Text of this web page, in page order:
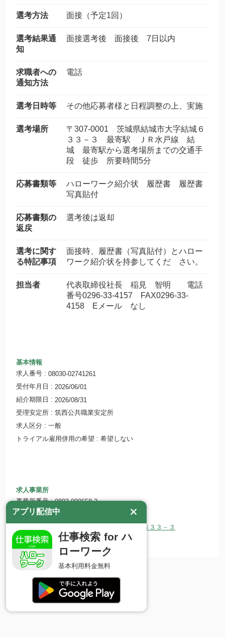
選考方法 面接（予定1回）
選考結果通
知
面接選考後 面接後 7日以内
求職者への
通知方法
電話
選考日時等 その他応募者様と日程調整の上、実施
選考場所
〒307-0001 茨城県結城市大字結城６
３３－３ 最寄駅 ＪＲ水戸線 結
城 最寄駅から選考場所までの交通手
段 徒歩 所要時間5分
応募書類等
ハローワーク紹介状 履歴書 履歴書
写真貼付
応募書類の
返戻
選考後は返却
選考に関す
る特記事項
面接時、履歴書（写真貼付）とハロー
ワーク紹介状を持参してくだ さい。
担当者
代表取締役社長 稲見 智明 電話
番号0296-33-4157 FAX0296-33-
4158 Eメール なし
基本情報
求人番号
08030-02741261
受付年月日
2026/06/01
紹介期限日
2026/08/31
受理安定所
筑西公共職業安定所
求人区分
一般
トライアル雇用併用の希望
希望しない
求人事業所
事業所番号
0803-000658-2
事業所名
結城金属 株式会社
〒307-0001 茨城県結城市大字結城６３３－３
ホームページ
アプリ配信中
仕事検索 for ハ
ローワーク
基本利用料金無料